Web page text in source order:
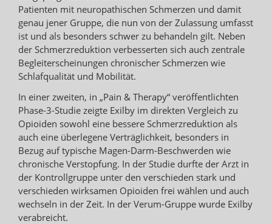
Patienten mit neuropathischen Schmerzen und damit
genau jener Gruppe, die nun von der Zulassung umfasst
ist und als besonders schwer zu behandeln gilt. Neben
der Schmerzreduktion verbesserten sich auch zentrale
Begleiterscheinungen chronischer Schmerzen wie
Schlafqualität und Mobilität.
In einer zweiten, in „Pain & Therapy“ veröffentlichten
Phase-3-Studie zeigte Exilby im direkten Vergleich zu
Opioiden sowohl eine bessere Schmerzreduktion als
auch eine überlegene Verträglichkeit, besonders in
Bezug auf typische Magen-Darm-Beschwerden wie
chronische Verstopfung. In der Studie durfte der Arzt in
der Kontrollgruppe unter den verschieden stark und
verschieden wirksamen Opioiden frei wählen und auch
wechseln in der Zeit. In der Verum-Gruppe wurde Exilby
verabreicht.